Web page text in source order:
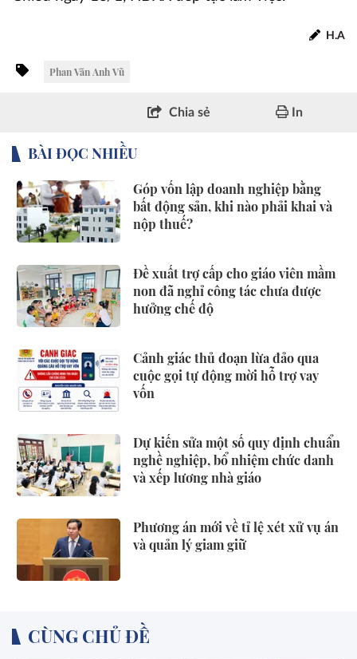
H.A
Phan Văn Anh Vũ
Chia sẻ In
BÀI ĐỌC NHIỀU
Góp vốn lập doanh nghiệp bằng
bất động sản, khi nào phải khai và
nộp thuế?
Đề xuất trợ cấp cho giáo viên mầm
non đã nghỉ công tác chưa được
hưởng chế độ
Cảnh giác thủ đoạn lừa đảo qua
cuộc gọi tự động mời hỗ trợ vay
vốn
Dự kiến sửa một số quy định chuẩn
nghề nghiệp, bổ nhiệm chức danh
và xếp lương nhà giáo
Phương án mới về tỉ lệ xét xử vụ án
và quản lý giam giữ
CÙNG CHỦ ĐỀ